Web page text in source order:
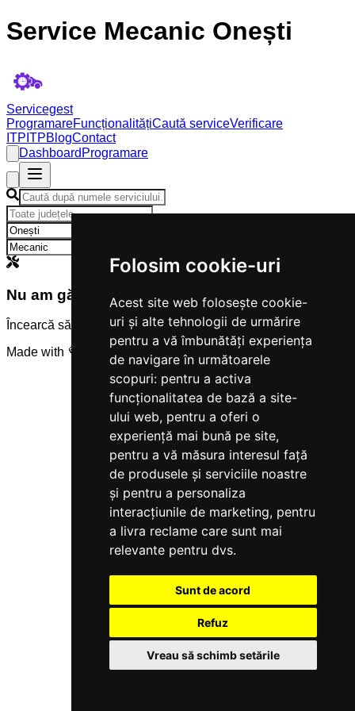
Folosim cookie-uri
Acest site web folosește cookie-
uri și alte tehnologii de urmărire
pentru a vă îmbunătăți experiența
de navigare în următoarele
scopuri: pentru a activa
funcționalitatea de bază a site-
ului web, pentru a oferi o
experiență mai bună pe site,
pentru a vă măsura interesul față
de produsele și serviciile noastre
și pentru a personaliza
interacțiunile de marketing, pentru
a livra reclame care sunt mai
relevante pentru dvs.
Sunt de acord
Refuz
Vreau să schimb setările
Service Mecanic Onești
Servicegest
ProgramareFuncționalitățiCaută serviceVerificare
ITP ITPBlogContact
Dashboard Programare
Nu am găsit servicii
Încearcă să modifici criteriile de căutare.
Made with 💜 by
Servicegest